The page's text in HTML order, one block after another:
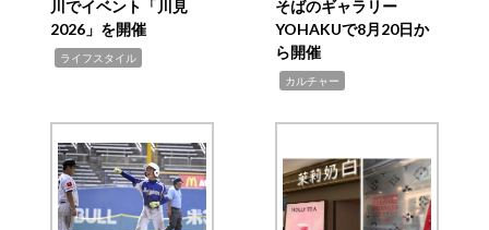
川でイベント「川見
2026」を開催
ライフスタイル
そばのギャラリー
YOHAKUで8月20日か
ら開催
カルチャー